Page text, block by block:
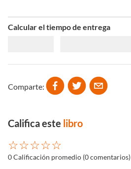
Calcular el tiempo de entrega
Comparte
Califica este libro
☆☆☆☆☆
0 Calificación promedio (0 comentarios)